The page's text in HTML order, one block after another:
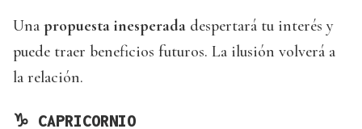
Una propuesta inesperada despertará tu interés y
puede traer beneficios futuros. La ilusión volverá a
la relación.
♑ CAPRICORNIO